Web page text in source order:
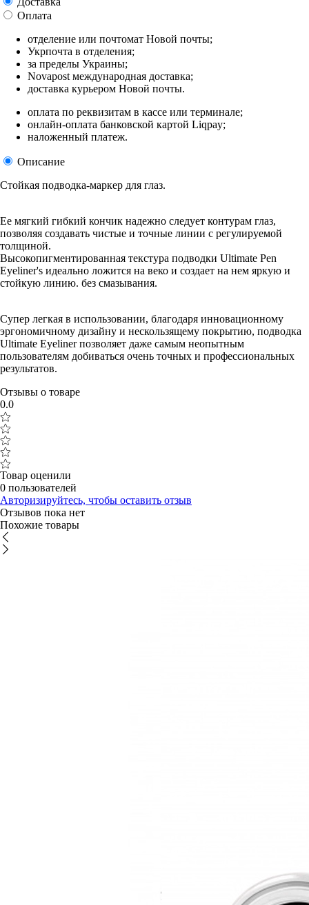
Оплата
отделение или почтомат Новой почты;
Укрпочта в отделения;
за пределы Украины;
Novapost международная доставка;
доставка курьером Новой почты.
оплата по реквизитам в кассе или терминале;
онлайн-оплата банковской картой Liqpay;
наложенный платеж.
Описание
Стойкая подводка-маркер для глаз.
Ее мягкий гибкий кончик надежно следует контурам глаз,
позволяя создавать чистые и точные линии с регулируемой
толщиной.
Высокопигментированная текстура подводки Ultimate Pen
Eyeliner's идеально ложится на веко и создает на нем яркую и
стойкую линию. без смазывания.
Супер легкая в использовании, благодаря инновационному
эргономичному дизайну и нескользящему покрытию, подводка
Ultimate Eyeliner позволяет даже самым неопытным
пользователям добиваться очень точных и профессиональных
результатов.
Отзывы о товаре
0.0
Товар оценили
0 пользователей
Авторизируйтесь, чтобы оставить отзыв
Отзывов пока нет
Похожие товары